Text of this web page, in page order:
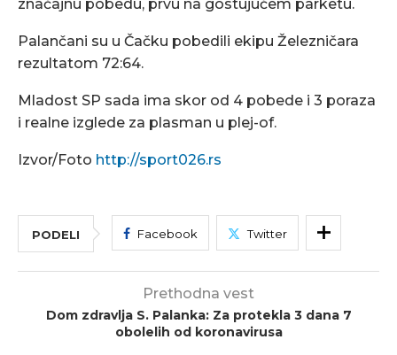
značajnu pobedu, prvu na gostujućem parketu.
Palančani su u Čačku pobedili ekipu Železničara
rezultatom 72:64.
Mladost SP sada ima skor od 4 pobede i 3 poraza
i realne izglede za plasman u plej-of.
Izvor/Foto http://sport026.rs
PODELI Facebook Twitter
Prethodna vest
Dom zdravlja S. Palanka: Za protekla 3 dana 7
obolelih od koronavirusa